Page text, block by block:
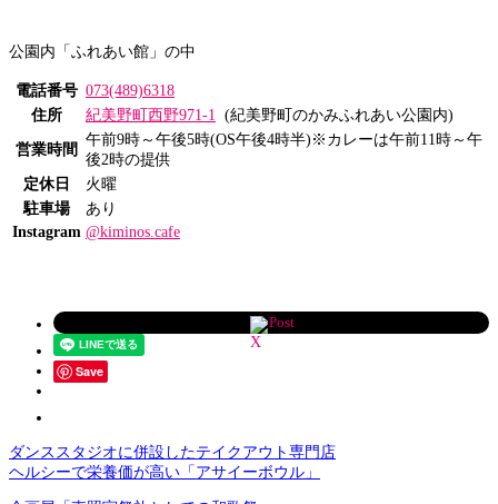
公園内「ふれあい館」の中
電話番号 073(489)6318
住所
紀美野町西野971-1 (紀美野町のかみふれあい公園内)
営業時間
午前9時～午後5時(OS午後4時半)※カレーは午前11時～午
後2時の提供
定休日
火曜
駐車場
あり
Instagram @kiminos.cafe
Post
Save
ダンススタジオに併設したテイクアウト専門店
ヘルシーで栄養価が高い「アサイーボウル」